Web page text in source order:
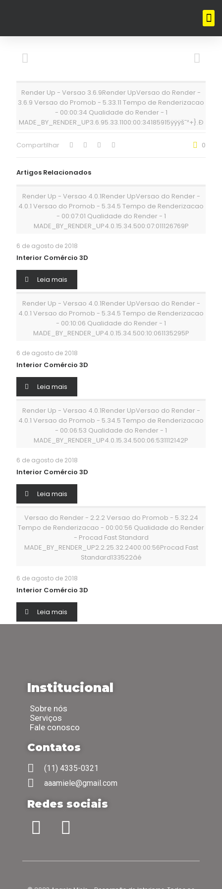
Render Up - Versao 3.6.9Render UpVersao do Render -
3.6.9 Versao do Promob - 5.33.11 Tempo de Renderizacao
- 00:00:34 Qualidade do Render - 1
MADE_BY_RENDER_UP3.6.95.33.1100:00:34185915ÿÿÿš¯²+}.Ð
Compartilhar 0
Artigos Relacionados
Render Up - Versao 4.0.1Render UpVersao do Render -
4.0.1 Versao do Promob - 5.34.5 Tempo de Renderizacao
- 00:07:01 Qualidade do Render - 1
MADE_BY_RENDER_UP4.0.15.34.500:07:011126769P
6 de agosto de 2018
Interior Comércio 3D
Leia mais
Render Up - Versao 4.0.1Render UpVersao do Render -
4.0.1 Versao do Promob - 5.34.5 Tempo de Renderizacao
- 00:10:06 Qualidade do Render - 1
MADE_BY_RENDER_UP4.0.15.34.500:10:061135295P
6 de agosto de 2018
Interior Comércio 3D
Leia mais
Render Up - Versao 4.0.1Render UpVersao do Render -
4.0.1 Versao do Promob - 5.34.5 Tempo de Renderizacao
- 00:06:53 Qualidade do Render - 1
MADE_BY_RENDER_UP4.0.15.34.500:06:531112142P
6 de agosto de 2018
Interior Comércio 3D
Leia mais
Versao do Render - 2.2.2 Versao do Promob - 5.32.24
Tempo de Renderizacao - 00:00:56 Qualidade do Render
- Procad Fast Standard
MADE_BY_RENDER_UP2.2.25.32.2400:00:56Procad Fast
Standard133522âé
6 de agosto de 2018
Interior Comércio 3D
Leia mais
Institucional
Sobre nós
Serviços
Fale conosco
Contatos
(11) 4335-0321
aaamiele@gmail.com
Redes sociais